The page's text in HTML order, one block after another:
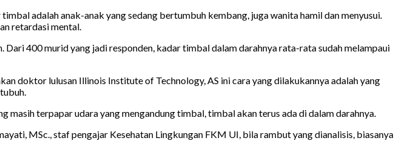
adalah anak-anak yang sedang bertumbuh kembang, juga wanita hamil dan menyusui.
retardasi mental.
Dari 400 murid yang jadi responden, kadar timbal dalam darahnya rata-rata sudah melampaui
doktor lulusan Illinois Institute of Technology, AS ini cara yang dilakukannya adalah yang
terpapar udara yang mengandung timbal, timbal akan terus ada di dalam darahnya.
MSc., staf pengajar Kesehatan Lingkungan FKM UI, bila rambut yang dianalisis, biasanya